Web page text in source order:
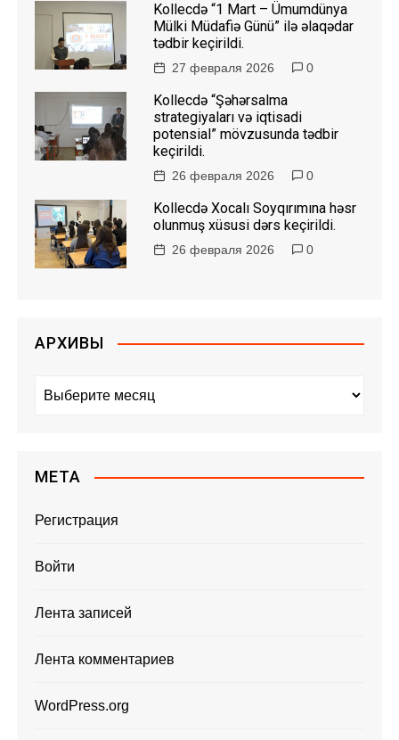
Kollecdə “1 Mart – Ümumdünya
Mülki Müdafiə Günü” ilə əlaqədar
tədbir keçirildi.
27 февраля 2026 0
Kollecdə “Şəhərsalma
strategiyaları və iqtisadi
potensial” mövzusunda tədbir
keçirildi.
26 февраля 2026 0
Kollecdə Xocalı Soyqırımına həsr
olunmuş xüsusi dərs keçirildi.
26 февраля 2026 0
АРХИВЫ
в
МЕТА
Регистрация
Войти
Лента записей
Лента комментариев
WordPress.org